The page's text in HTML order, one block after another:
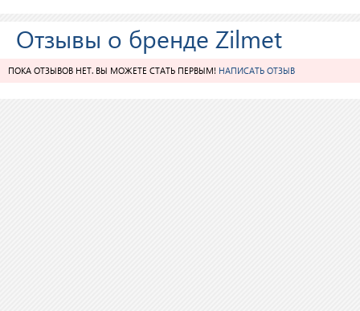
Отзывы о бренде Zilmet
ПОКА ОТЗЫВОВ НЕТ. ВЫ МОЖЕТЕ СТАТЬ ПЕРВЫМ! НАПИСАТЬ ОТЗЫВ